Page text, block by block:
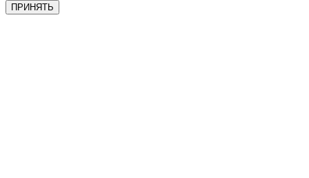
ПРИНЯТЬ